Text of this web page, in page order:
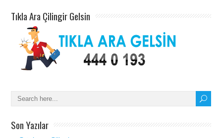
Tıkla Ara Çilingir Gelsin
Son Yazılar